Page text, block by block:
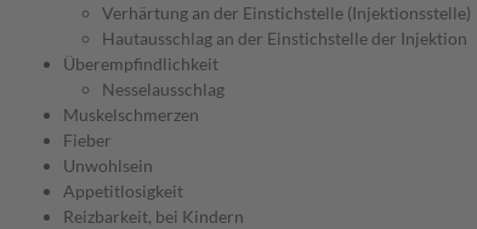
Verhärtung an der Einstichstelle (Injektionsstelle)
Hautausschlag an der Einstichstelle der Injektion
Überempfindlichkeit
Nesselausschlag
Muskelschmerzen
Fieber
Unwohlsein
Appetitlosigkeit
Reizbarkeit, bei Kindern